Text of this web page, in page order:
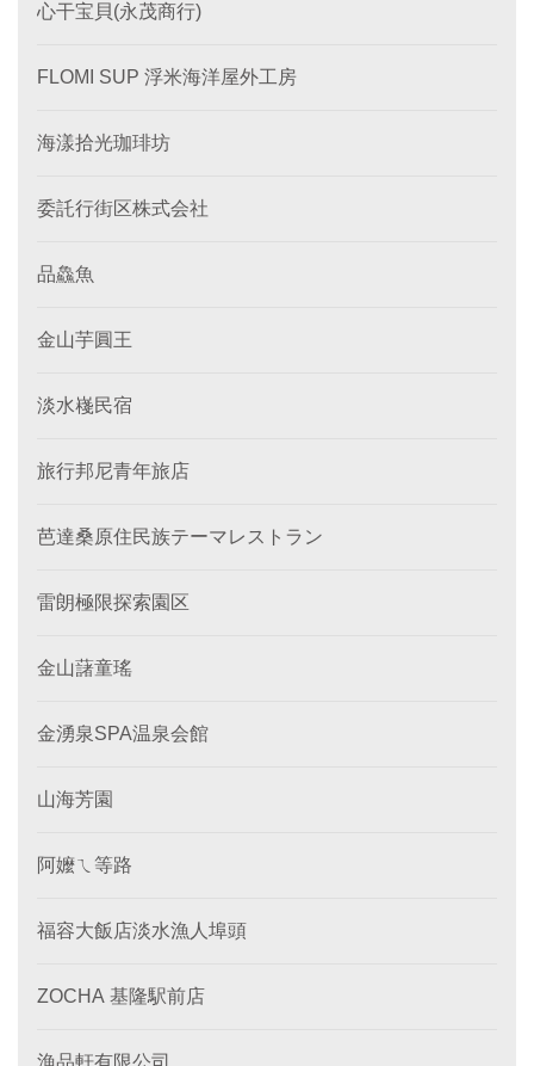
心干宝貝(永茂商行)
FLOMI SUP 浮米海洋屋外工房
海漾拾光珈琲坊
委託行街区株式会社
品鱻魚
金山芋圓王
淡水嶘民宿
旅行邦尼青年旅店
芭達桑原住民族テーマレストラン
雷朗極限探索園区
金山藷童瑤
金湧泉SPA温泉会館
山海芳園
阿嬤ㄟ等路
福容大飯店淡水漁人埠頭
ZOCHA 基隆駅前店
漁品軒有限公司